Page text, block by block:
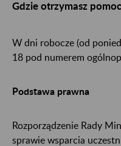
Gdzie otrzymasz
W dni robocze (od
18 pod numerem
Podstawa prawna
Rozporządzenie Rady
sprawie wsparcia